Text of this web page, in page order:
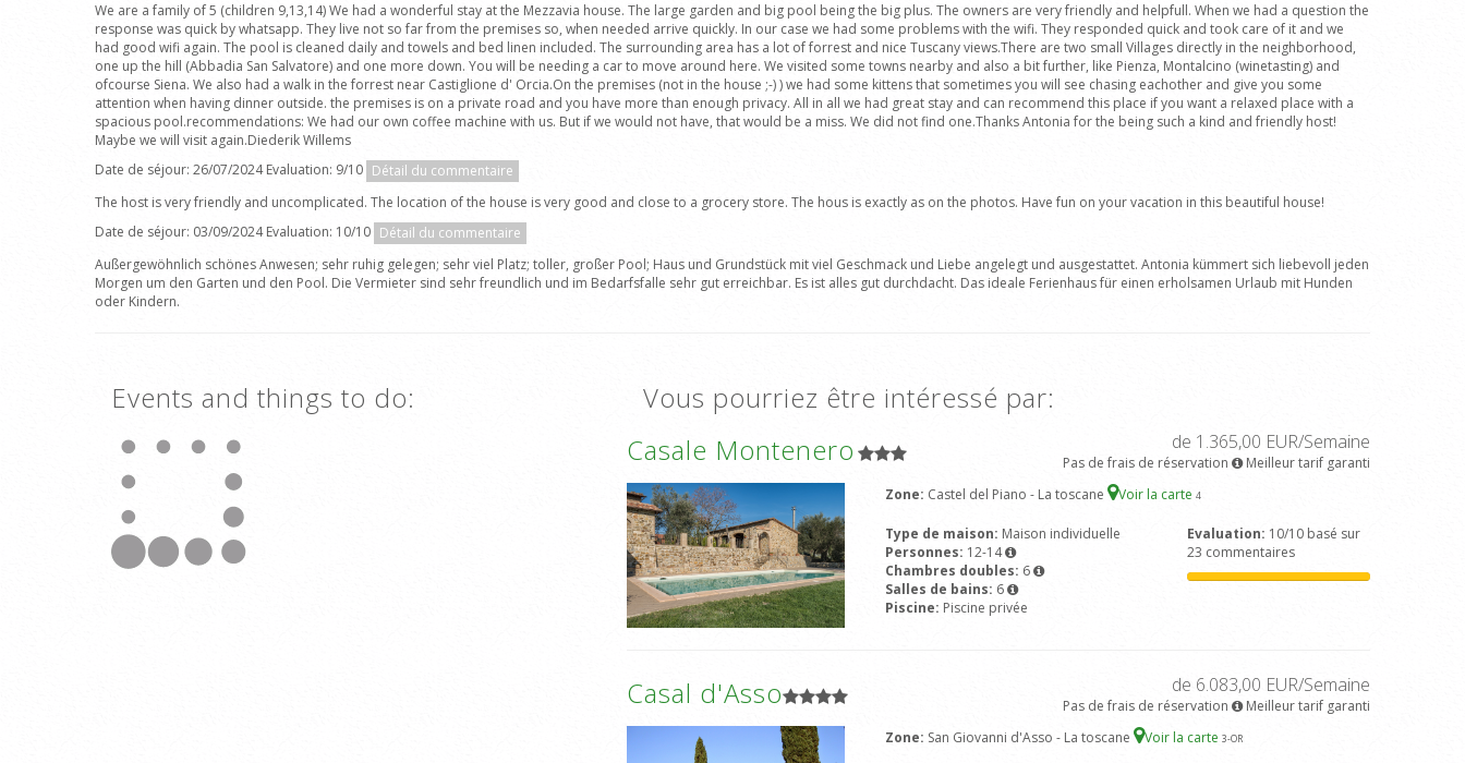
We are a family of 5 (children 9,13,14) We had a wonderful stay at the Mezzavia house. The large garden and big pool being the big plus. The owners are very friendly and helpfull. When we had a question the
response was quick by whatsapp. They live not so far from the premises so, when needed arrive quickly. In our case we had some problems with the wifi. They responded quick and took care of it and we
had good wifi again. The pool is cleaned daily and towels and bed linen included. The surrounding area has a lot of forrest and nice Tuscany views.There are two small Villages directly in the neighborhood,
one up the hill (Abbadia San Salvatore) and one more down. You will be needing a car to move around here. We visited some towns nearby and also a bit further, like Pienza, Montalcino (winetasting) and
ofcourse Siena. We also had a walk in the forrest near Castiglione d' Orcia.On the premises (not in the house ;-) ) we had some kittens that sometimes you will see chasing eachother and give you some
attention when having dinner outside. the premises is on a private road and you have more than enough privacy. All in all we had great stay and can recommend this place if you want a relaxed place with a
spacious pool.recommendations: We had our own coffee machine with us. But if we would not have, that would be a miss. We did not find one.Thanks Antonia for the being such a kind and friendly host!
Maybe we will visit again.Diederik Willems
Date de séjour: 26/07/2024 Evaluation: 9/10 Détail du commentaire
The host is very friendly and uncomplicated. The location of the house is very good and close to a grocery store. The hous is exactly as on the photos. Have fun on your vacation in this beautiful house!
Date de séjour: 03/09/2024 Evaluation: 10/10 Détail du commentaire
Außergewöhnlich schönes Anwesen; sehr ruhig gelegen; sehr viel Platz; toller, großer Pool; Haus und Grundstück mit viel Geschmack und Liebe angelegt und ausgestattet. Antonia kümmert sich liebevoll jeden
Morgen um den Garten und den Pool. Die Vermieter sind sehr freundlich und im Bedarfsfalle sehr gut erreichbar. Es ist alles gut durchdacht. Das ideale Ferienhaus für einen erholsamen Urlaub mit Hunden
oder Kindern.
Events and things to do:
Vous pourriez être intéressé par:
Casale Montenero
de 1.365,00 EUR/Semaine
Pas de frais de réservation
Meilleur tarif garanti
Zone: Castel del Piano - La toscane Voir la carte 4
Type de maison: Maison individuelle
Personnes: 12-14
Chambres doubles: 6
Salles de bains: 6
Piscine: Piscine privée
Evaluation: 10/10 basé sur
23 commentaires
Casal d'Asso de 6.083,00 EUR/Semaine
Pas de frais de réservation
Meilleur tarif garanti
Zone: San Giovanni d'Asso - La toscane Voir la carte 3-OR